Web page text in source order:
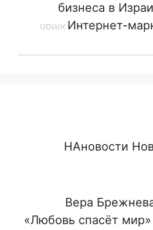
бизнеса в
Интернет- 8 אוגוסט
НАновости
Вера
«Любовь спасёт